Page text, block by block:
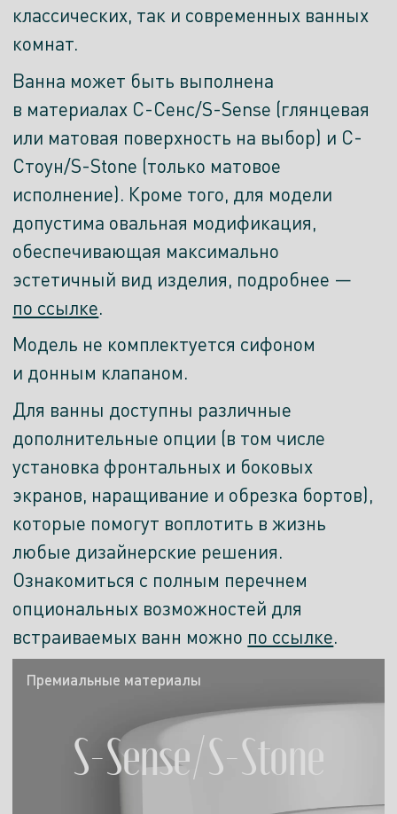
классических, так и современных ванных
комнат.
Ванна может быть выполнена
в материалах С-Сенс/S-Sense (глянцевая
или матовая поверхность на выбор) и С-
Стоун/S-Stone (только матовое
исполнение). Кроме того, для модели
допустима овальная модификация,
обеспечивающая максимально
эстетичный вид изделия, подробнее —
по ссылке.
Модель не комплектуется сифоном
и донным клапаном.
Для ванны доступны различные
дополнительные опции (в том числе
установка фронтальных и боковых
экранов, наращивание и обрезка бортов),
которые помогут воплотить в жизнь
любые дизайнерские решения.
Ознакомиться с полным перечнем
опциональных возможностей для
встраиваемых ванн можно по ссылке.
Премиальные материалы
S-Sense/S-Stone